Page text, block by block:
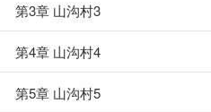
第3章 山沟村3
第4章 山沟村4
第5章 山沟村5